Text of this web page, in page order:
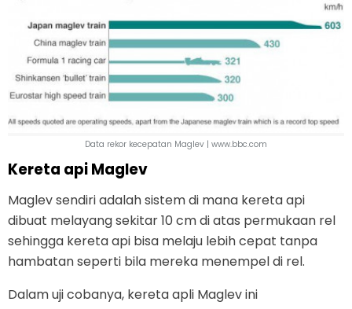
Data rekor kecepatan Maglev | www.bbc.com
Kereta api Maglev
Maglev sendiri adalah sistem di mana kereta api
dibuat melayang sekitar 10 cm di atas permukaan rel
sehingga kereta api bisa melaju lebih cepat tanpa
hambatan seperti bila mereka menempel di rel.
Dalam uji cobanya, kereta apli Maglev ini